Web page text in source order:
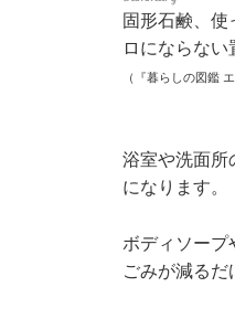
固形石鹸、
ロにならない
（『暮らしの図鑑
浴室や洗面所
になります。
ボディソープ
ごみが減るだ